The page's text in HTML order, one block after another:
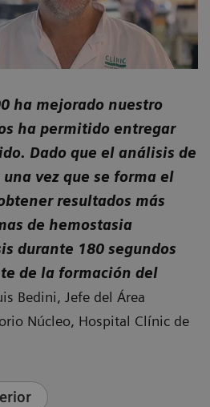
ha mejorado nuestro
ha permitido entregar
Dado que el análisis de
vez que se forma el
resultados más
de hemostasia
durante 180 segundos
de la formación del
Bedini, Jefe del Área
Núcleo, Hospital Clínic de